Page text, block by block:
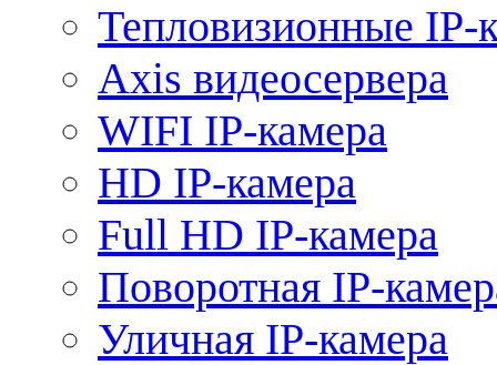
Тепловизионные IP-
Axis видеосервера
WIFI IP-камера
HD IP-камера
Full HD IP-камера
Поворотная IP-
Уличная IP-камера